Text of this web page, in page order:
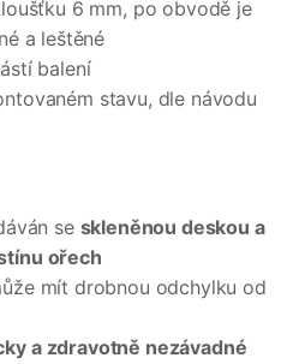
6 mm, po obvodě je
a leštěné
balení
stavu, dle návodu
se skleněnou deskou a
ořech
mít drobnou odchylku od
a zdravotně nezávadné